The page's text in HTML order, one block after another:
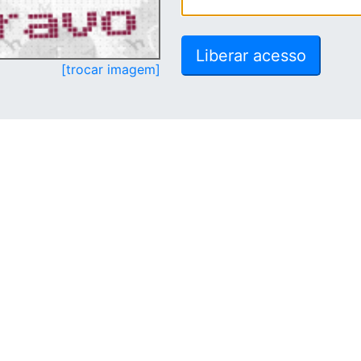
[trocar imagem]